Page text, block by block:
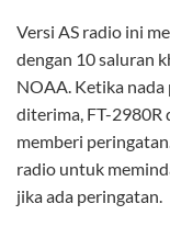
Versi AS radio ini
dengan 10 saluran
NOAA. Ketika nada
diterima, FT-2980R
memberi
radio untuk
jika ada peringatan.